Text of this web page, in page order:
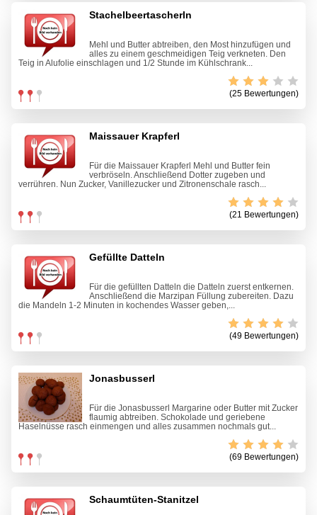
Stachelbeertascherln
Mehl und Butter abtreiben, den Most hinzufügen und
alles zu einem geschmeidigen Teig verkneten. Den
Teig in Alufolie einschlagen und 1/2 Stunde im Kühlschrank...
(25 Bewertungen)
Maissauer Krapferl
Für die Maissauer Krapferl Mehl und Butter fein
verbröseln. Anschließend Dotter zugeben und
verrühren. Nun Zucker, Vanillezucker und Zitronenschale rasch...
(21 Bewertungen)
Gefüllte Datteln
Für die gefüllten Datteln die Datteln zuerst entkernen.
Anschließend die Marzipan Füllung zubereiten. Dazu
die Mandeln 1-2 Minuten in kochendes Wasser geben,...
(49 Bewertungen)
Jonasbusserl
Für die Jonasbusserl Margarine oder Butter mit Zucker
flaumig abtreiben. Schokolade und geriebene
Haselnüsse rasch einmengen und alles zusammen nochmals gut...
(69 Bewertungen)
Schaumtüten-Stanitzel